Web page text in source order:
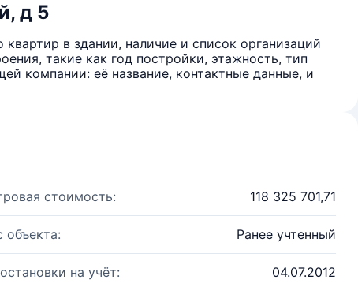
д 5
в здании, наличие и список организаций
такие как год постройки, этажность, тип
компании: её название, контактные данные, и
стоимость: 118 325 701,71
объекта: Ранее учтенный
на учёт: 04.07.2012